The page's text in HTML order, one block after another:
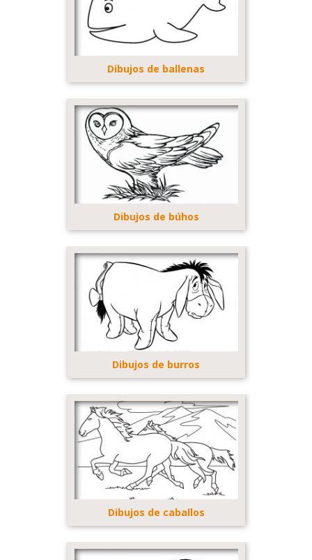
Dibujos de ballenas
Dibujos de búhos
Dibujos de burros
Dibujos de caballos